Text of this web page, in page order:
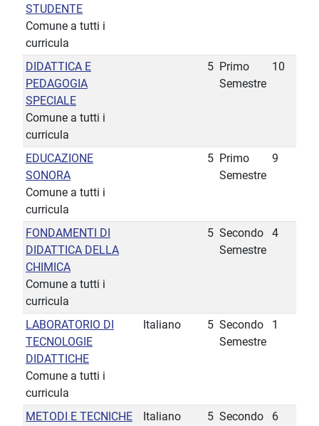
STUDENTE
Comune a tutti i
curricula
DIDATTICA E
PEDAGOGIA
SPECIALE
Comune a tutti i
curricula
5 Primo
Semestre
10
EDUCAZIONE
SONORA
Comune a tutti i
curricula
5 Primo
Semestre
9
FONDAMENTI DI
DIDATTICA DELLA
CHIMICA
Comune a tutti i
curricula
5 Secondo
Semestre
4
LABORATORIO DI
TECNOLOGIE
DIDATTICHE
Comune a tutti i
curricula
Italiano 5 Secondo
Semestre
1
METODI E TECNICHE
Italiano 5 Secondo
6